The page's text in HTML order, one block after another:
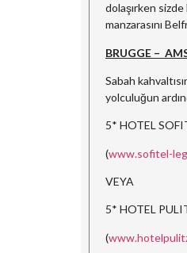
dolaşırken
manzarasını
BRUGGE –
Sabah
yolculuğun
5* HOTEL
(www.sofitel-
VEYA
5* HOTEL
(